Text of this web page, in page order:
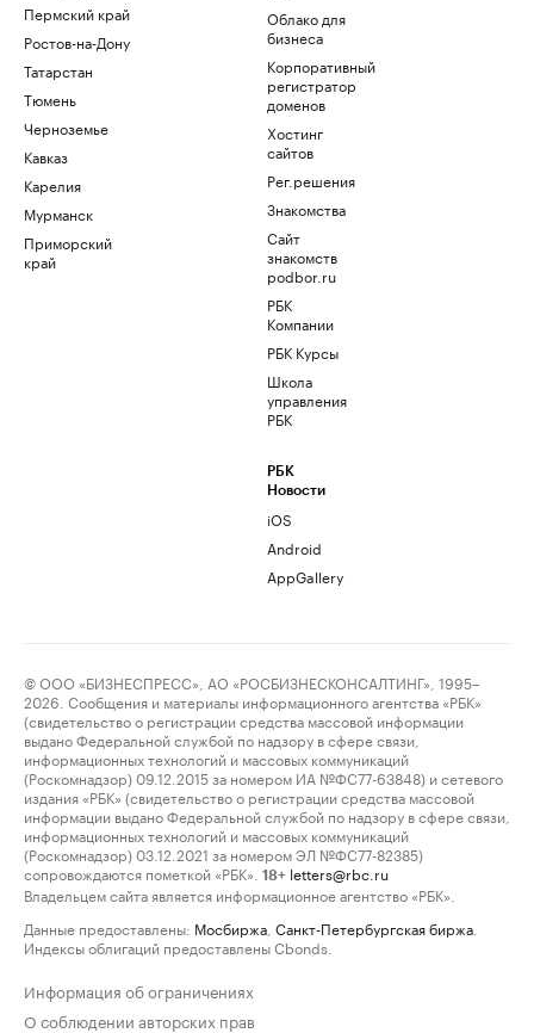
Пермский край
Ростов-на-Дону
Татарстан
Тюмень
Черноземье
Кавказ
Карелия
Мурманск
Приморский
край
Облако для
бизнеса
Корпоративный
регистратор
доменов
Хостинг
сайтов
Рег.решения
Знакомства
Сайт
знакомств
podbor.ru
РБК
Компании
РБК Курсы
Школа
управления
РБК
РБК
Новости
iOS
Android
AppGallery
© ООО «БИЗНЕСПРЕСС», АО «РОСБИЗНЕСКОНСАЛТИНГ», 1995–
2026. Сообщения и материалы информационного агентства «РБК»
(свидетельство о регистрации средства массовой информации
выдано Федеральной службой по надзору в сфере связи,
информационных технологий и массовых коммуникаций
(Роскомнадзор) 09.12.2015 за номером ИА №ФС77-63848) и сетевого
издания «РБК» (свидетельство о регистрации средства массовой
информации выдано Федеральной службой по надзору в сфере связи,
информационных технологий и массовых коммуникаций
(Роскомнадзор) 03.12.2021 за номером ЭЛ №ФС77-82385)
сопровождаются пометкой «РБК».
18+ letters@rbc.ru
Владельцем сайта является информационное агентство «РБК».
Данные предоставлены: Мосбиржа Санкт-Петербургская биржа
Индексы облигаций предоставлены Cbonds.
Информация об ограничениях
О соблюдении авторских прав